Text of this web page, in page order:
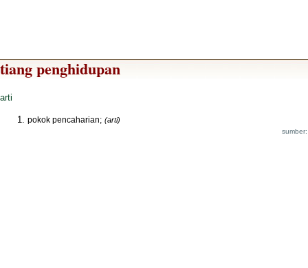
tiang penghidupan
arti
pokok pencaharian; (arti)